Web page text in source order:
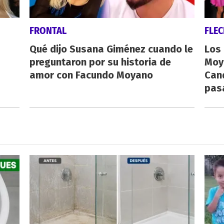
FRONTAL
Qué dijo Susana Giménez cuando le
preguntaron por su historia de
amor con Facundo Moyano
Los